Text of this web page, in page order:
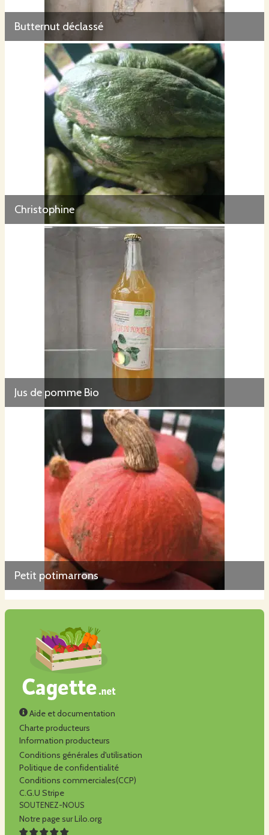
Butternut déclassé
Christophine
Jus de pomme Bio
Petit potimarrons
Aide et documentation
Charte producteurs
Information producteurs
Conditions générales d'utilisation
Politique de confidentialité
Conditions commerciales(CCP)
C.G.U Stripe
SOUTENEZ-NOUS
Notre page sur Lilo.org